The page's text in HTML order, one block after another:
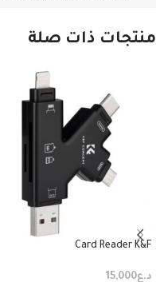
منتجات ذات صلة
Card Reader K&F
د.ع15,000